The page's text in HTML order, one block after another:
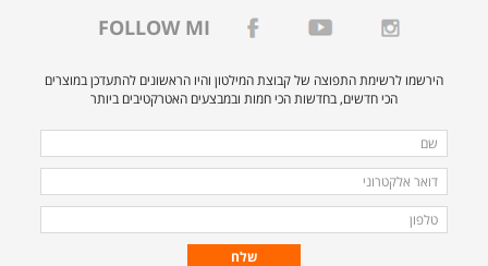
FOLLOW MI
הירשמו לרשימת התפוצה של קבוצת המילטון והיו הראשונים להתעדכן במוצרים
הכי חדשים, בחדשות הכי חמות ובמבצעים האטרקטיבים ביותר
מלאו
את
הפרטים
הבאים
שם
דואר
אלקטרוני
טלפון